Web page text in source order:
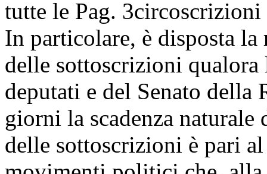
tutte le Pag. 3circoscrizioni
In particolare, è disposta
delle sottoscrizioni
deputati e del Senato
giorni la scadenza
delle sottoscrizioni è pari